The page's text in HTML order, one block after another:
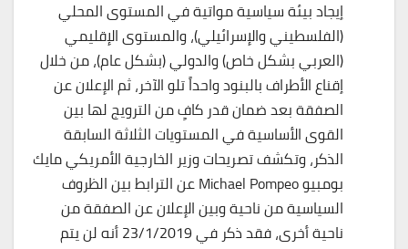
إيجاد بيئة سياسية مواتية في المستوى المحلي
(الفلسطيني والإسرائيلي)، والمستوى الإقليمي
(العربي بشكل خاص) والدولي (بشكل عام)، من خلال
إقناع الأطراف بالبنود واحداً تلو الآخر، ثم الإعلان عن
الصفقة بعد ضمان قدر كافٍ من الترويج لها بين
القوى الأساسية في المستويات الثلاثة السابقة
الذكر، وتكشف تصريحات وزير الخارجية الأمريكي مايك
بومبيو Michael Pompeo عن الترابط بين الظروف
السياسية من ناحية وبين الإعلان عن الصفقة من
ناحية أخرى، فقد ذكر في 23/1/2019 أنه لن يتم